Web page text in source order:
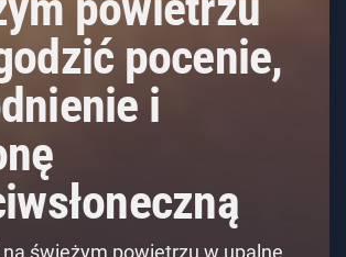
pocenie,
i